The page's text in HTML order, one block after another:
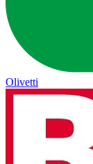
Olivetti